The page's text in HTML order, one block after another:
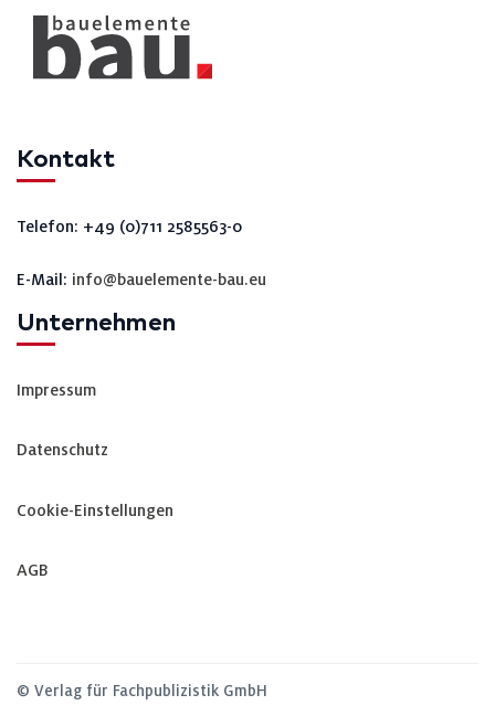
Kontakt
Telefon: +49 (0)711 2585563-0
E-Mail: info@bauelemente-bau.eu
Unternehmen
Impressum
Datenschutz
Cookie-Einstellungen
AGB
© Verlag für Fachpublizistik GmbH